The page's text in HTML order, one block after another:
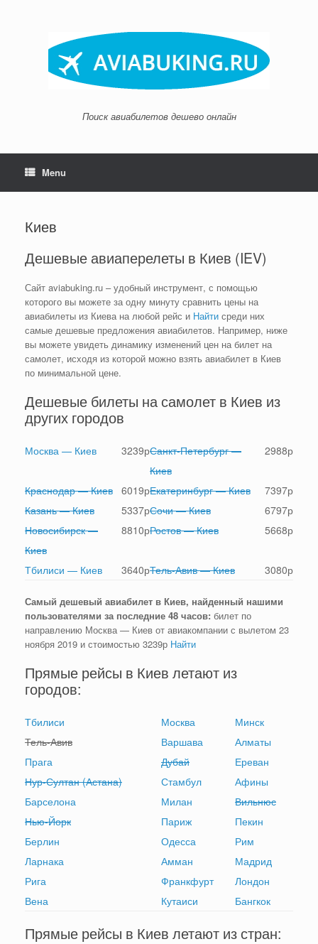
Поиск авиабилетов дешево онлайн
Menu
Киев
Дешевые авиаперелеты в Киев (IEV)
Сайт aviabuking.ru – удобный инструмент, с помощью
которого вы можете за одну минуту сравнить цены на
авиабилеты из Киева на любой рейс и Найти среди них
самые дешевые предложения авиабилетов. Например, ниже
вы можете увидеть динамику изменений цен на билет на
самолет, исходя из которой можно взять авиабилет в Киев
по минимальной цене.
Дешевые билеты на самолет в Киев из
других городов
Москва — Киев 3239рСанкт-Петербург —
Киев
2988р
Краснодар — Киев 6019рЕкатеринбург — Киев 7397р
Казань — Киев
5337рСочи — Киев 6797р
Новосибирск —
Киев
8810рРостов — Киев 5668р
Тбилиси — Киев 3640рТель-Авив — Киев 3080р
Самый дешевый авиабилет в Киев, найденный нашими
пользователями за последние 48 часов: билет по
направлению Москва — Киев от авиакомпании с вылетом 23
ноября 2019 и стоимостью 3239р Найти
Прямые рейсы в Киев летают из
городов:
Тбилиси Москва
Минск
Тель-Авив
Варшава
Алматы
Прага
Дубай
Ереван
Нур-Султан (Астана)
Стамбул
Афины
Барселона
Милан
Вильнюс
Нью-Йорк
Париж
Пекин
Берлин
Одесса
Рим
Ларнака
Амман
Мадрид
Рига
Франкфурт
Лондон
Вена
Кутаиси Бангкок
Прямые рейсы в Киев летают из стран: